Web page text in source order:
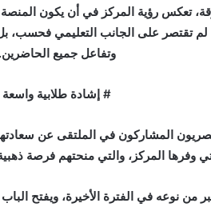
تعكس رؤية المركز في أن يكون
لم تقتصر على الجانب التعليمي
وتفاعل جميع الحاضرين.
# إشادة طلابية واسعة
المشاركون في الملتقى عن سعادتهم
وفرها المركز، والتي منحتهم فرصة
من نوعه في الفترة الأخيرة، ويفتح